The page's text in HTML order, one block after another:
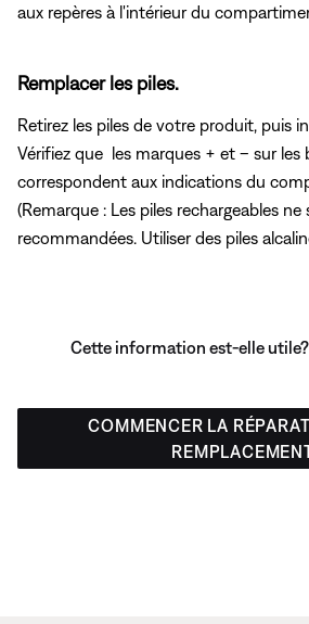
aux repères à l'intérieur du
Remplacer les piles.
Retirez les piles de votre produit, puis
Vérifiez que les marques + et – sur les
correspondent aux indications du
(Remarque : Les piles rechargeables ne
recommandées. Utiliser des piles
Cette information est-elle utile?
COMMENCER LA